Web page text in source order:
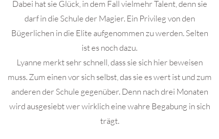
Dabei hat sie Glück, in dem Fall vielmehr Talent, denn sie
darf in die Schule der Magier. Ein Privileg von den
Bügerlichen in die Elite aufgenommen zu werden. Selten
ist es noch dazu.
Lyanne merkt sehr schnell, dass sie sich hier beweisen
muss. Zum einen vor sich selbst, das sie es wert ist und zum
anderen der Schule gegenüber. Denn nach drei Monaten
wird ausgesiebt wer wirklich eine wahre Begabung in sich
trägt.